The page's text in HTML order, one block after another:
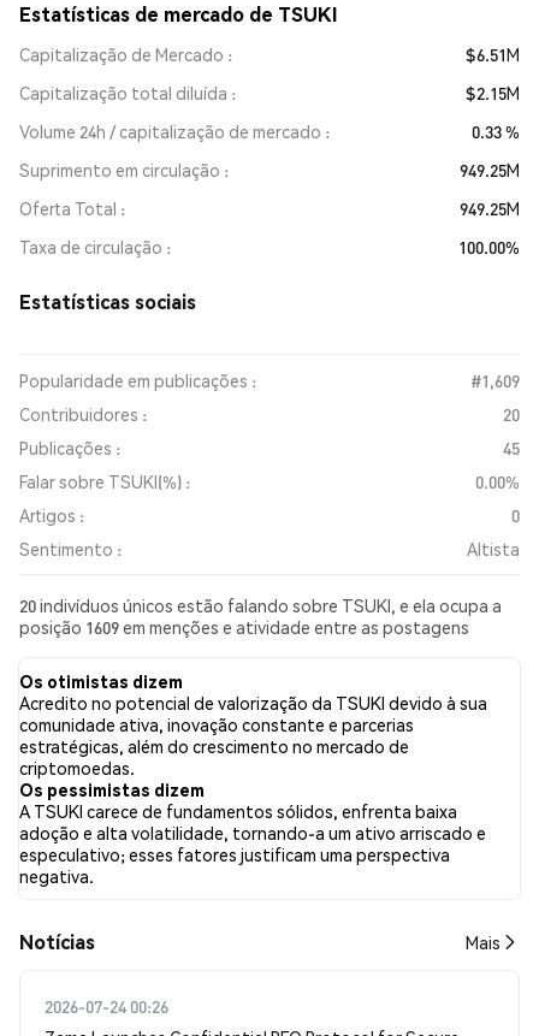
Estatísticas de mercado de TSUKI
Capitalização de Mercado
$6.51M
Capitalização total diluída
$2.15M
Volume 24h / capitalização de mercado
0.33 %
Suprimento em circulação
949.25M
Oferta Total
949.25M
Taxa de circulação
100.00%
Estatísticas sociais
Popularidade em publicações :
#1,609
Contribuidores :
20
Publicações :
45
Falar sobre TSUKI(%) :
0.00%
Artigos :
0
Sentimento :
Altista
20 indivíduos únicos estão falando sobre TSUKI, e ela ocupa a
posição 1609 em menções e atividade entre as postagens
TSUKI em todas as redes sociais foi Altista. Por fim, foram
publicados 0 artigos de notícias sobre TSUKI. No Twitter,
37.78% dos tweets apresentaram um sentimento otimista em
comparação com 17.78% dos tweets com sentimento
pessimista sobre TSUKI. 44.44% dos tweets foram neutros em
relação a TSUKI. Esses sentimentos são baseados em 45
tweets.
Os otimistas dizem
Acredito no potencial de valorização da TSUKI devido à sua
comunidade ativa, inovação constante e parcerias
estratégicas, além do crescimento no mercado de
criptomoedas.
Os pessimistas dizem
A TSUKI carece de fundamentos sólidos, enfrenta baixa
adoção e alta volatilidade, tornando-a um ativo arriscado e
especulativo; esses fatores justificam uma perspectiva
negativa.
​​Notícias​​ Mais
2026-07-24 00:26